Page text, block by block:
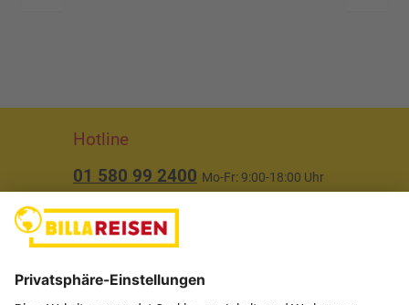
Hotline
01 580 99 2400 Mo-Fr: 9:00-18:00 Uhr
Über uns
Service